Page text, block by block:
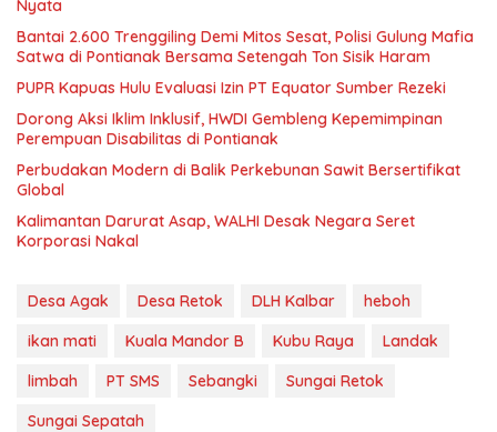
Nyata
Bantai 2.600 Trenggiling Demi Mitos Sesat, Polisi Gulung Mafia
Satwa di Pontianak Bersama Setengah Ton Sisik Haram
PUPR Kapuas Hulu Evaluasi Izin PT Equator Sumber Rezeki
Dorong Aksi Iklim Inklusif, HWDI Gembleng Kepemimpinan
Perempuan Disabilitas di Pontianak
Perbudakan Modern di Balik Perkebunan Sawit Bersertifikat
Global
Kalimantan Darurat Asap, WALHI Desak Negara Seret
Korporasi Nakal
Desa Agak Desa Retok DLH Kalbar
heboh
ikan mati
Kuala Mandor B Kubu Raya
Landak
limbah
PT SMS Sebangki
Sungai Retok
Sungai Sepatah